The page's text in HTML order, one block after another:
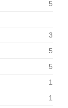
5
3
5
5
1
1